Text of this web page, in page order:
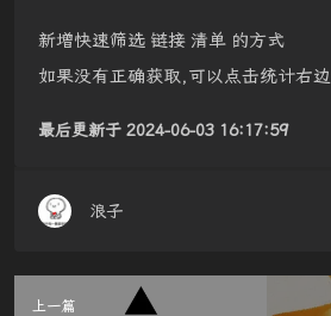
新增快速筛选 链接 清单 的方式
如果没有正确获取,可以点击统计右
最后更新于 2024-06-03 16:17:59
浪子
上一篇